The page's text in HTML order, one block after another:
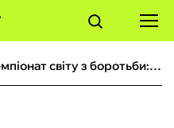
Чемпіонат світу з боротьби: стало відомо, хто представить Україну на світовій першості